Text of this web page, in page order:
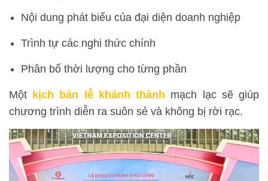
Nội dung phát biểu của đại diện doanh nghiệp
Trình tự các nghi thức chính
Phân bổ thời lượng cho từng phần
Một kịch bản lễ khánh thành mạch lạc sẽ giúp
chương trình diễn ra suôn sẻ và không bị rời rạc.